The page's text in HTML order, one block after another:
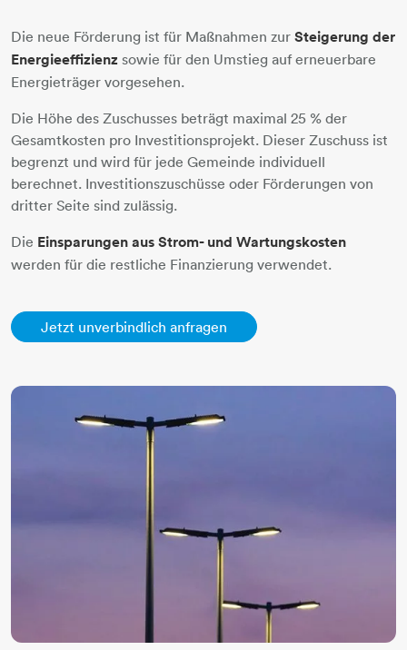
Die neue Förderung ist für Maßnahmen zur Steigerung der
Energieeffizienz sowie für den Umstieg auf erneuerbare
Energieträger vorgesehen.
Die Höhe des Zuschusses beträgt maximal 25 % der
Gesamtkosten pro Investitionsprojekt. Dieser Zuschuss ist
begrenzt und wird für jede Gemeinde individuell
berechnet. Investitionszuschüsse oder Förderungen von
dritter Seite sind zulässig.
Die Einsparungen aus Strom- und Wartungskosten
werden für die restliche Finanzierung verwendet.​​​​​​​
Jetzt unverbindlich anfragen